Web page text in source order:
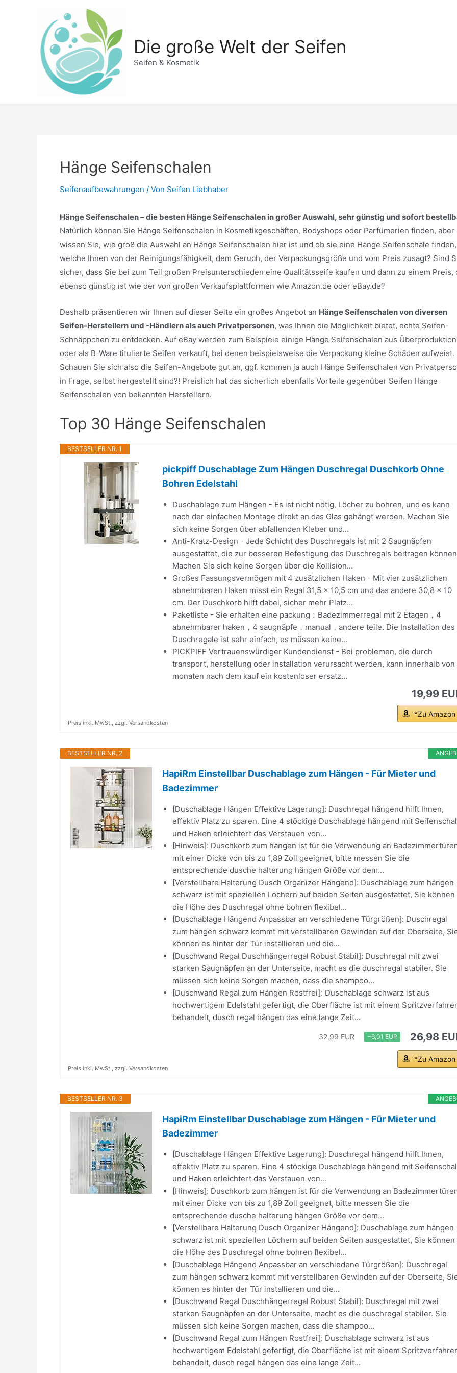
Die große Welt der Seifen
Seifen & Kosmetik
Hänge Seifenschalen
Seifenaufbewahrungen / Von Seifen Liebhaber
Hänge Seifenschalen – die besten Hänge Seifenschalen in großer Auswahl, sehr günstig und sofort
Natürlich können Sie Hänge Seifenschalen in Kosmetikgeschäften, Bodyshops oder Parfümerien finden, aber
wissen Sie, wie groß die Auswahl an Hänge Seifenschalen hier ist und ob sie eine Hänge Seifenschale finden,
welche Ihnen von der Reinigungsfähigkeit, dem Geruch, der Verpackungsgröße und vom Preis zusagt? Sind
sicher, dass Sie bei zum Teil großen Preisunterschieden eine Qualitätsseife kaufen und dann zu einem Preis,
ebenso günstig ist wie der von großen Verkaufsplattformen wie Amazon.de oder eBay.de?
Deshalb präsentieren wir Ihnen auf dieser Seite ein großes Angebot an Hänge Seifenschalen von diversen
Seifen-Herstellern und -Händlern als auch Privatpersonen, was Ihnen die Möglichkeit bietet, echte Seifen-
Schnäppchen zu entdecken. Auf eBay werden zum Beispiele einige Hänge Seifenschalen aus Überproduktion
oder als B-Ware titulierte Seifen verkauft, bei denen beispielsweise die Verpackung kleine Schäden aufweist.
Schauen Sie sich also die Seifen-Angebote gut an, ggf. kommen ja auch Hänge Seifenschalen von
in Frage, selbst hergestellt sind?! Preislich hat das sicherlich ebenfalls Vorteile gegenüber Seifen Hänge
Seifenschalen von bekannten Herstellern.
Top 30 Hänge Seifenschalen
BESTSELLER NR. 1
pickpiff Duschablage Zum Hängen Duschregal Duschkorb Ohne
Bohren Edelstahl
Duschablage zum Hängen - Es ist nicht nötig, Löcher zu bohren, und es kann
nach der einfachen Montage direkt an das Glas gehängt werden. Machen Sie
sich keine Sorgen über abfallenden Kleber und...
Anti-Kratz-Design - Jede Schicht des Duschregals ist mit 2 Saugnäpfen
ausgestattet, die zur besseren Befestigung des Duschregals beitragen
Machen Sie sich keine Sorgen über die Kollision...
Großes Fassungsvermögen mit 4 zusätzlichen Haken - Mit vier zusätzlichen
abnehmbaren Haken misst ein Regal 31,5 x 10,5 cm und das andere 30,8 x 10
cm. Der Duschkorb hilft dabei, sicher mehr Platz...
Paketliste - Sie erhalten eine packung：Badezimmerregal mit 2 Etagen，4
abnehmbarer haken，4 saugnäpfe，manual，andere teile. Die Installation des
Duschregale ist sehr einfach, es müssen keine...
PICKPIFF Vertrauenswürdiger Kundendienst - Bei problemen, die durch
transport, herstellung oder installation verursacht werden, kann innerhalb von
monaten nach dem kauf ein kostenloser ersatz...
19,99
*Zu Amazon
Preis inkl. MwSt., zzgl. Versandkosten
BESTSELLER NR. 2
HapiRm Einstellbar Duschablage zum Hängen - Für Mieter und
Badezimmer
[Duschablage Hängen Effektive Lagerung]: Duschregal hängend hilft Ihnen,
effektiv Platz zu sparen. Eine 4 stöckige Duschablage hängend mit
und Haken erleichtert das Verstauen von...
[Hinweis]: Duschkorb zum hängen ist für die Verwendung an
mit einer Dicke von bis zu 1,89 Zoll geeignet, bitte messen Sie die
entsprechende dusche halterung hängen Größe vor dem...
[Verstellbare Halterung Dusch Organizer Hängend]: Duschablage zum hängen
schwarz ist mit speziellen Löchern auf beiden Seiten ausgestattet, Sie können
die Höhe des Duschregal ohne bohren flexibel...
[Duschablage Hängend Anpassbar an verschiedene Türgrößen]: Duschregal
zum hängen schwarz kommt mit verstellbaren Gewinden auf der Oberseite,
können es hinter der Tür installieren und die...
[Duschwand Regal Duschhängerregal Robust Stabil]: Duschregal mit zwei
starken Saugnäpfen an der Unterseite, macht es die duschregal stabiler. Sie
müssen sich keine Sorgen machen, dass die shampoo...
[Duschwand Regal zum Hängen Rostfrei]: Duschablage schwarz ist aus
hochwertigem Edelstahl gefertigt, die Oberfläche ist mit einem
behandelt, dusch regal hängen das eine lange Zeit...
32,99 EUR −6,01 EUR 26,98
*Zu Amazon
Preis inkl. MwSt., zzgl. Versandkosten
BESTSELLER NR. 3
HapiRm Einstellbar Duschablage zum Hängen - Für Mieter und
Badezimmer
[Duschablage Hängen Effektive Lagerung]: Duschregal hängend hilft Ihnen,
effektiv Platz zu sparen. Eine 4 stöckige Duschablage hängend mit
und Haken erleichtert das Verstauen von...
[Hinweis]: Duschkorb zum hängen ist für die Verwendung an
mit einer Dicke von bis zu 1,89 Zoll geeignet, bitte messen Sie die
entsprechende dusche halterung hängen Größe vor dem...
[Verstellbare Halterung Dusch Organizer Hängend]: Duschablage zum hängen
schwarz ist mit speziellen Löchern auf beiden Seiten ausgestattet, Sie können
die Höhe des Duschregal ohne bohren flexibel...
[Duschablage Hängend Anpassbar an verschiedene Türgrößen]: Duschregal
zum hängen schwarz kommt mit verstellbaren Gewinden auf der Oberseite,
können es hinter der Tür installieren und die...
[Duschwand Regal Duschhängerregal Robust Stabil]: Duschregal mit zwei
starken Saugnäpfen an der Unterseite, macht es die duschregal stabiler. Sie
müssen sich keine Sorgen machen, dass die shampoo...
[Duschwand Regal zum Hängen Rostfrei]: Duschablage schwarz ist aus
hochwertigem Edelstahl gefertigt, die Oberfläche ist mit einem
behandelt, dusch regal hängen das eine lange Zeit...